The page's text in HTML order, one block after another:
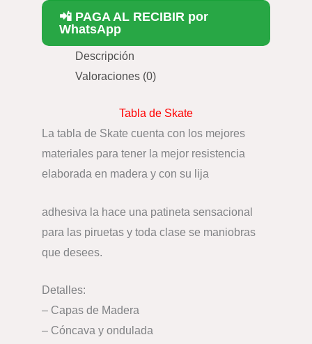
📲 PAGA AL RECIBIR por
WhatsApp
Descripción
Valoraciones (0)
Tabla de Skate
La tabla de Skate cuenta con los mejores
materiales para tener la mejor resistencia
elaborada en madera y con su lija
adhesiva la hace una patineta sensacional
para las piruetas y toda clase se maniobras
que desees.
Detalles:
– Capas de Madera
– Cóncava y ondulada